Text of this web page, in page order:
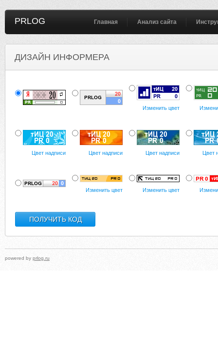
PRLOG Главная Анализ сайта
ДИЗАЙН ИНФОРМЕРА
Изменить цвет
Цвет надписи Цвет надписи Цвет надписи Цвет
Изменить цвет Изменить цвет
powered by prlog.ru